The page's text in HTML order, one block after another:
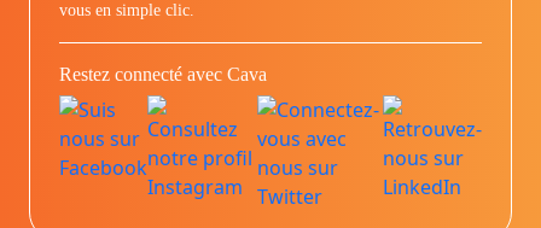
vous en simple clic.
Restez connecté avec Cava